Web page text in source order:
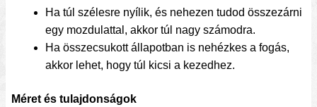
Ha túl szélesre nyílik, és nehezen tudod összezárni
egy mozdulattal, akkor túl nagy számodra.
Ha összecsukott állapotban is nehézkes a fogás,
akkor lehet, hogy túl kicsi a kezedhez.
Méret és tulajdonságok